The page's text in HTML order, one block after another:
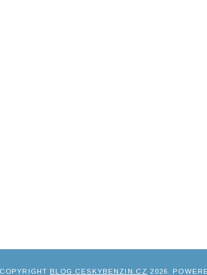
BLOG.CESKYBENZIN.CZ 2026 .